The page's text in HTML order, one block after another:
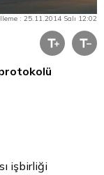
: 25.11.2014 Salı 12:02
işbirliği